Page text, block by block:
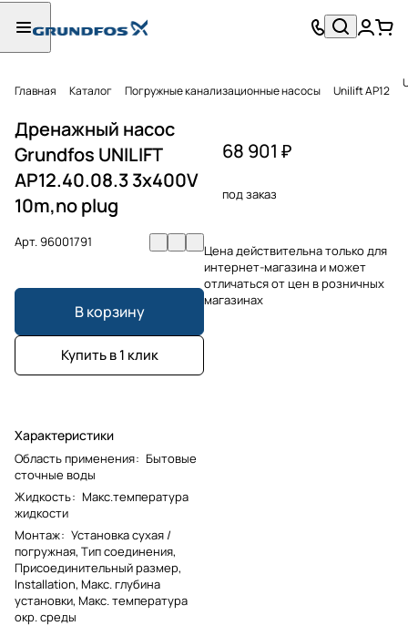
Главная Каталог Погружные канализационные насосы Unilift AP12
Дренажный насос
Grundfos UNILIFT
AP12.40.08.3 3x400V
10m,no plug
Арт.96001791
В корзину
Купить в 1 клик
Характеристики
Область применения: Бытовые
сточные воды
Жидкость: Макс.температура
жидкости
Монтаж: Установка сухая /
погружная, Тип соединения,
Присоединительный размер,
Installation, Макс. глубина
установки, Макс. температура
окр. среды
68 901 ₽
под заказ
Цена действительна только для
интернет-магазина и может
отличаться от цен в розничных
магазинах